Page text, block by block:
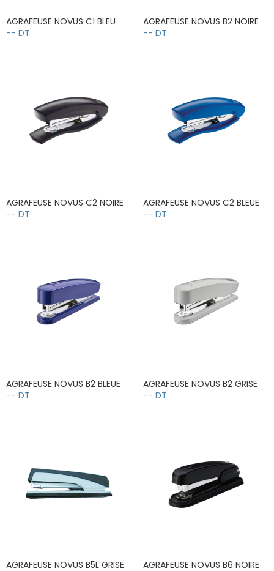
AGRAFEUSE NOVUS C1 BLEU
-- DT
AGRAFEUSE NOVUS B2 NOIRE
-- DT
AGRAFEUSE NOVUS C2 NOIRE
-- DT
AGRAFEUSE NOVUS C2 BLEUE
-- DT
AGRAFEUSE NOVUS B2 BLEUE
-- DT
AGRAFEUSE NOVUS B2 GRISE
-- DT
AGRAFEUSE NOVUS B5L GRISE
AGRAFEUSE NOVUS B6 NOIRE